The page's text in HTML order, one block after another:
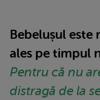
Bebelușul este
ales pe timpul
Pentru că nu
distragă de la